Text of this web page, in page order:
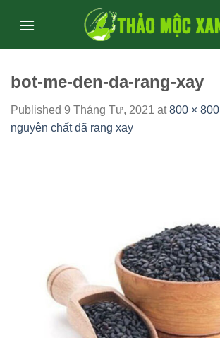
bot-me-den-da-rang-xay
Published 9 Tháng Tư, 2021 at800 × 800
nguyên chất đã rang xay